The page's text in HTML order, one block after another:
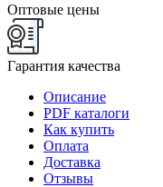
Оптовые цены
Гарантия качества
Описание
PDF каталоги
Как купить
Оплата
Доставка
Отзывы